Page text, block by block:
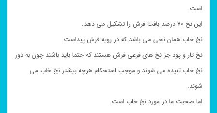
است.
این نخ ۷۰ درصد بافت فرش را تشکیل می دهد.
نخ خاب همان نخی می باشد که در رویه فرش پیداست.
نخ تار و پود جز نخ های فرعی فرش هستند که حتما باید باشند چون به دور
نخ خاب تنیده می شوند و موجب استحکام هرچه بیشتر نخ خاب می
شوند.
اما صحبت ما در مورد نخ خاب است.